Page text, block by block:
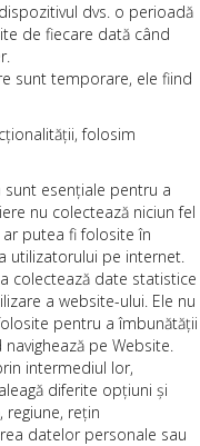
dvs. o perioadă
de fiecare dată când
sunt temporare, ele fiind
folosim
sunt esențiale pentru a
nu colectează niciun fel
putea fi folosite în
utilizatorului pe internet.
colectează date statistice
a website-ului. Ele nu
pentru a îmbunătății
pe Website.
intermediul lor,
diferite opțiuni și
regiune, rețin
datelor personale sau